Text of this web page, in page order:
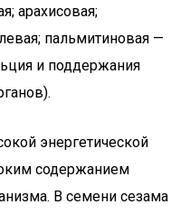
арахисовая;
пальмитиновая —
и поддержания
энергетической
содержанием
В семени сезама